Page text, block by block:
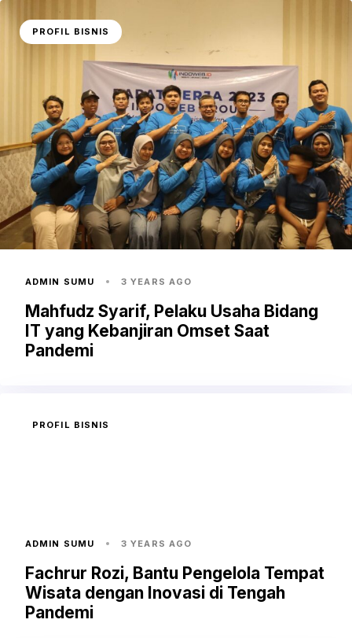
PROFIL BISNIS
ADMIN SUMU 3 YEARS AGO
Mahfudz Syarif, Pelaku Usaha Bidang
IT yang Kebanjiran Omset Saat
Pandemi
PROFIL BISNIS
ADMIN SUMU 3 YEARS AGO
Fachrur Rozi, Bantu Pengelola Tempat
Wisata dengan Inovasi di Tengah
Pandemi